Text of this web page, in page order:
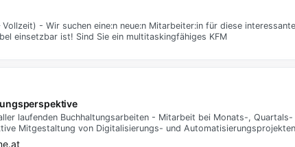
- Wir suchen eine:n neue:n Mitarbeiter:in für diese
einsetzbar ist! Sind Sie ein multitaskingfähiges KFM
laufenden Buchhaltungsarbeiten - Mitarbeit bei Monats-,
Mitgestaltung von Digitalisierungs- und